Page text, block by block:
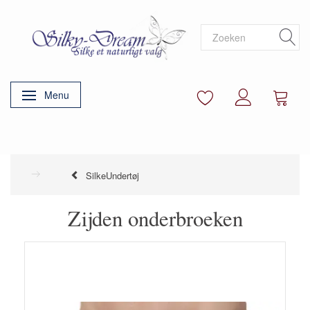
Navigatie in-/uitschakelen
Menu
SilkeUndertøj
Zijden onderbroeken